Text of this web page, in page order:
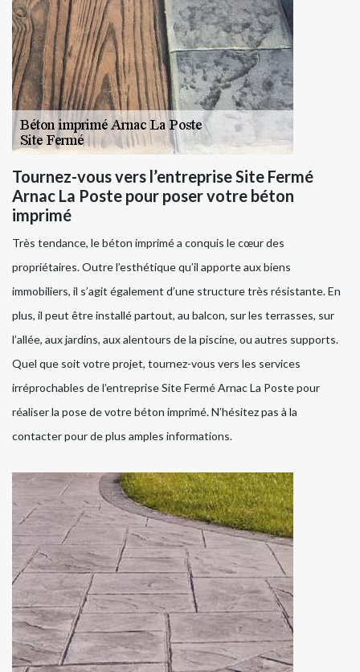
Tournez-vous vers l’entreprise Site Fermé
Arnac La Poste pour poser votre béton
imprimé
Très tendance, le béton imprimé a conquis le cœur des
propriétaires. Outre l’esthétique qu’il apporte aux biens
immobiliers, il s’agit également d’une structure très résistante. En
plus, il peut être installé partout, au balcon, sur les terrasses, sur
l’allée, aux jardins, aux alentours de la piscine, ou autres supports.
Quel que soit votre projet, tournez-vous vers les services
irréprochables de l’entreprise Site Fermé Arnac La Poste pour
réaliser la pose de votre béton imprimé. N’hésitez pas à la
contacter pour de plus amples informations.